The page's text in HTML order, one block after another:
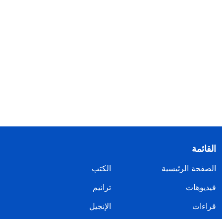
القائمة
الصفحة الرئيسية
الكتب
فيديوهات
ترانيم
قراءات
الإنجيل